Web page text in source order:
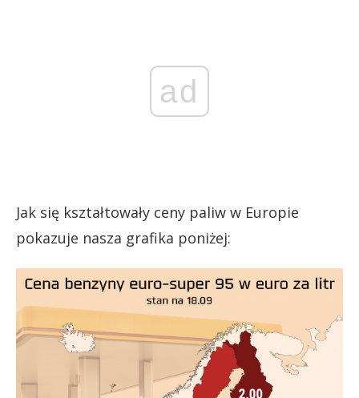
ad
Jak się kształtowały ceny paliw w Europie
pokazuje nasza grafika poniżej: